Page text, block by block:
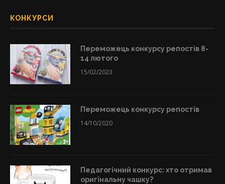
КОНКУРСИ
Переможець конкурсу репостів 8-
14 лютого
15/02/2023
Переможець конкурсу репостів
14/10/2020
Педагогічний конкурс: хто отримав
оригінальну чашку?